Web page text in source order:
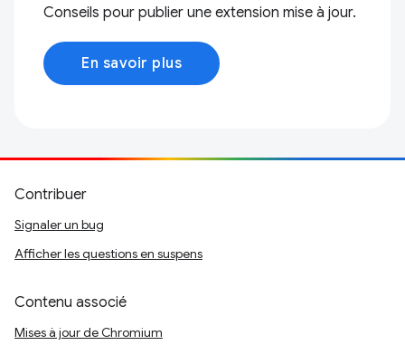
Conseils pour publier une extension mise à jour.
En savoir plus
Contribuer
Signaler un bug
Afficher les questions en suspens
Contenu associé
Mises à jour de Chromium